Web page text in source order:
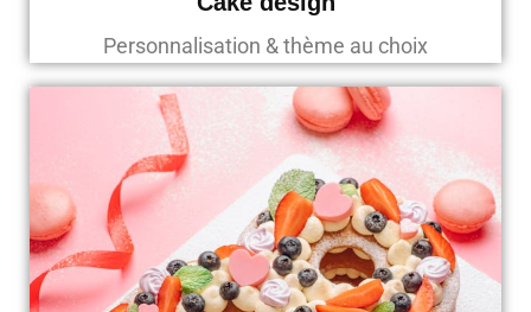
Personnalisation & thème au choix